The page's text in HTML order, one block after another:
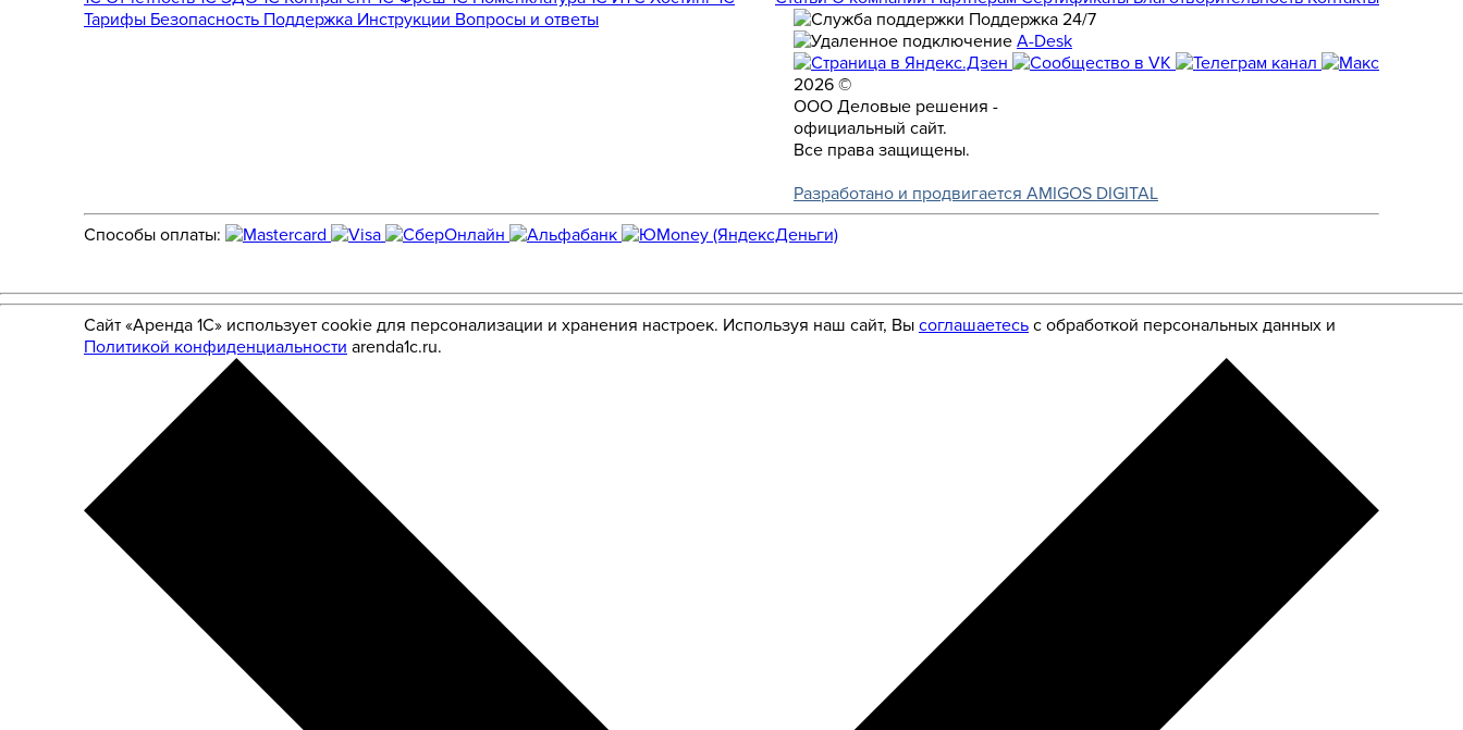
Тарифы Безопасность Поддержка Инструкции Вопросы и ответы
Поддержка 24/7
A-Desk
2026 ©
ООО Деловые решения -
официальный сайт.
Все права защищены.
Разработано и продвигается AMIGOS DIGITAL
Способы оплаты:
Сайт «Аренда 1С» использует cookie для персонализации и хранения настроек. Используя наш сайт, Вы соглашаетесь с обработкой персональных данных и
Политикой конфиденциальности arenda1c.ru.